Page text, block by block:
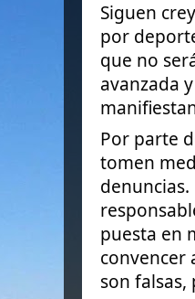
Siguen
por
que no
avanzada
Por parte
tomen
puesta en
convencer
son